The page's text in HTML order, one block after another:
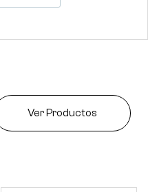
Ver Productos